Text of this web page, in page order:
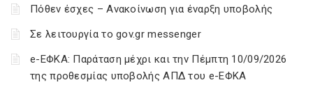
Πόθεν έσχες – Ανακοίνωση για έναρξη υποβολής
Σε λειτουργία το gov.gr messenger
e-ΕΦΚΑ: Παράταση μέχρι και την Πέμπτη 10/09/2026
της προθεσμίας υποβολής ΑΠΔ του e-ΕΦΚΑ